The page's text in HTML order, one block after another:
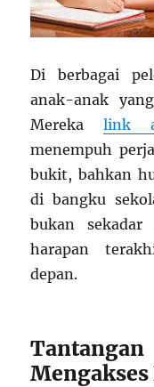
Di berbagai
anak-anak
Merekalink
menempuh
bukit, bahkan
di bangku
bukan
harapan
depan.